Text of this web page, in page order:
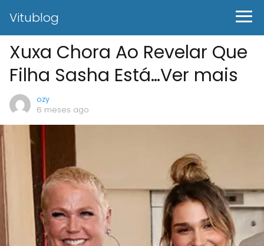
Vitublog
Xuxa Chora Ao Revelar Que
Filha Sasha Está…Ver mais
ozy
6 meses ago